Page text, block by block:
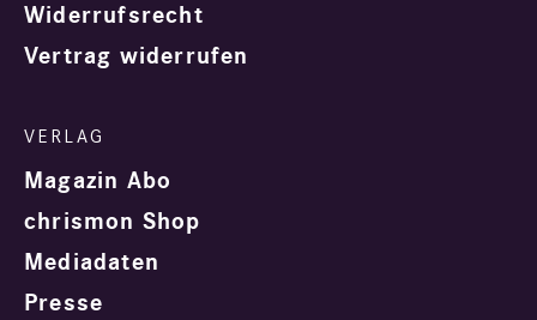
Widerrufsrecht
Vertrag widerrufen
Magazin Abo
chrismon Shop
Mediadaten
Presse